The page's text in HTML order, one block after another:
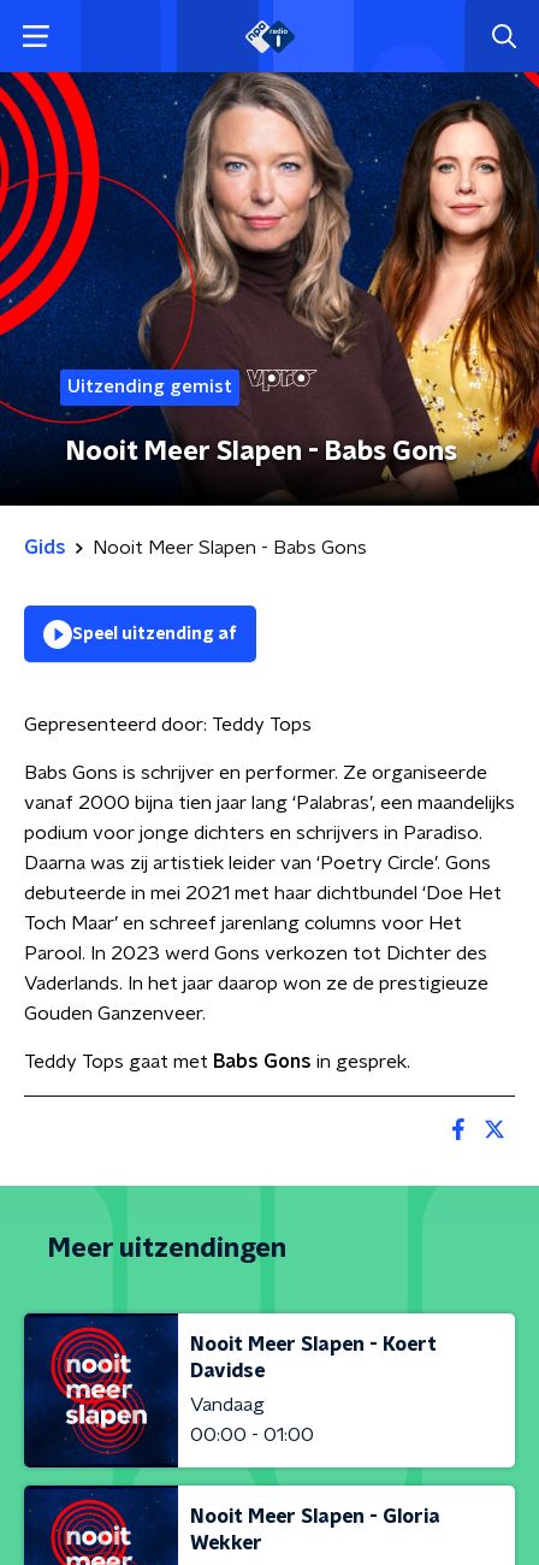
Uitzending gemist
Nooit Meer Slapen - Babs Gons
Gids Nooit Meer Slapen - Babs Gons
Speel uitzending af
Gepresenteerd door: Teddy Tops
Babs Gons is schrijver en performer. Ze organiseerde
vanaf 2000 bijna tien jaar lang ‘Palabras’, een maandelijks
podium voor jonge dichters en schrijvers in Paradiso.
Daarna was zij artistiek leider van ‘Poetry Circle’. Gons
debuteerde in mei 2021 met haar dichtbundel ‘Doe Het
Toch Maar’ en schreef jarenlang columns voor Het
Parool. In 2023 werd Gons verkozen tot Dichter des
Vaderlands. In het jaar daarop won ze de prestigieuze
Gouden Ganzenveer.
Teddy Tops gaat met Babs Gons in gesprek.
Meer uitzendingen
Nooit Meer Slapen - Koert
Davidse
Vandaag
00:00 - 01:00
Nooit Meer Slapen - Gloria
Wekker